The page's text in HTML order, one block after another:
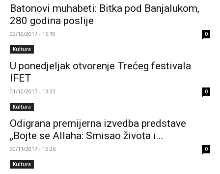
Batonovi muhabeti: Bitka pod Banjalukom,
280 godina poslije
02/12/2017 - 15:19 0
Kultura
U ponedjeljak otvorenje Trećeg festivala
IFET
01/12/2017 - 13:33 0
Kultura
Odigrana premijerna izvedba predstave
„Bojte se Allaha: Smisao života i...
30/11/2017 - 16:26 0
Kultura